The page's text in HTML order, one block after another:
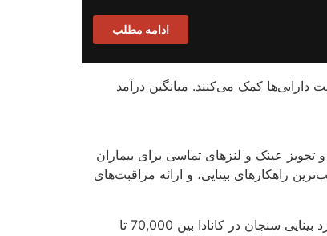
ادامه مطلب
دارایی‌ها کمک می‌کنند. میانگین درآمد
عینک و لنزهای تماسی برای بیماران
راهکارهای بینایی، و ارائه مراقبت‌های
بینایی سنجان در بیمارستان‌ها، کلینیک‌های بینایی، مراکز تخصصی چشم‌پزشکی و مغازه‌های عینک فعالیت می‌کنند. متوسط دستمزد بینایی سنجان در کانادا بین 70,000 تا